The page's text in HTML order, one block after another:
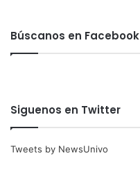
Búscanos en Facebook
Siguenos en Twitter
Tweets by NewsUnivo